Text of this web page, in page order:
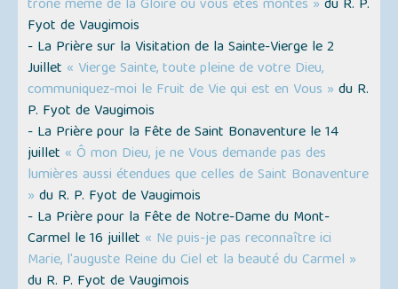
trône même de la Gloire où vous êtes montés » du R. P.
Fyot de Vaugimois
- La Prière sur la Visitation de la Sainte-Vierge le 2
Juillet « Vierge Sainte, toute pleine de votre Dieu,
communiquez-moi le Fruit de Vie qui est en Vous » du R.
P. Fyot de Vaugimois
- La Prière pour la Fête de Saint Bonaventure le 14
juillet « Ô mon Dieu, je ne Vous demande pas des
lumières aussi étendues que celles de Saint Bonaventure
» du R. P. Fyot de Vaugimois
- La Prière pour la Fête de Notre-Dame du Mont-
Carmel le 16 juillet « Ne puis-je pas reconnaître ici
Marie, l'auguste Reine du Ciel et la beauté du Carmel »
du R. P. Fyot de Vaugimois